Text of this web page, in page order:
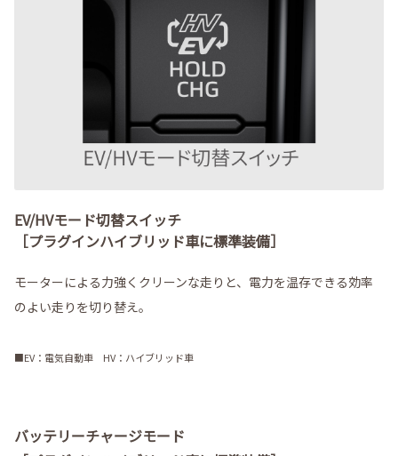
EV/HVモード切替スイッチ
［プラグインハイブリッド車に標準装備］
モーターによる力強くクリーンな走りと、電力を温存できる効率
のよい走りを切り替え。
■EV：電気自動車 HV：ハイブリッド車
バッテリーチャージモード